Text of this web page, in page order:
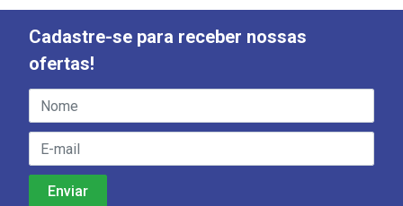
Cadastre-se para receber nossas
ofertas!